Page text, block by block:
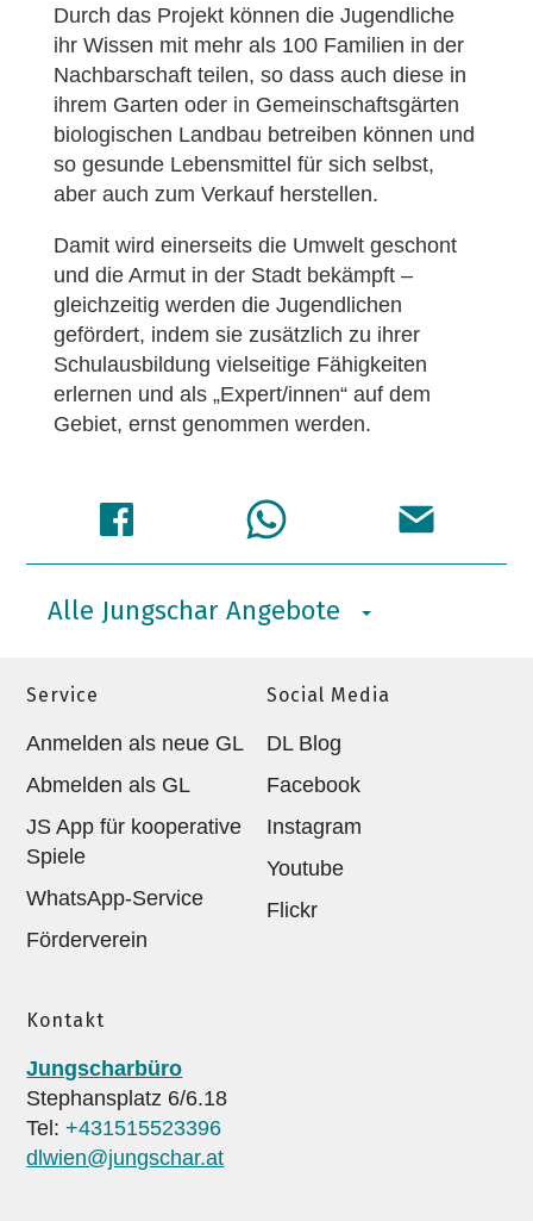
Durch das Projekt können die Jugendliche
ihr Wissen mit mehr als 100 Familien in der
Nachbarschaft teilen, so dass auch diese in
ihrem Garten oder in Gemeinschaftsgärten
biologischen Landbau betreiben können und
so gesunde Lebensmittel für sich selbst,
aber auch zum Verkauf herstellen.
Damit wird einerseits die Umwelt geschont
und die Armut in der Stadt bekämpft ­–
gleichzeitig werden die Jugendlichen
gefördert, indem sie zusätzlich zu ihrer
Schulausbildung vielseitige Fähigkeiten
erlernen und als „Expert/innen“ auf dem
Gebiet, ernst genommen werden.
Alle Jungschar Angebote
Service
Anmelden als neue GL
Abmelden als GL
JS App für kooperative
Spiele
WhatsApp-Service
Förderverein
Social Media
DL Blog
Facebook
Instagram
Youtube
Flickr
Kontakt
Jungscharbüro
Stephansplatz 6/6.18
Tel:+431515523396
dlwien@jungschar.at